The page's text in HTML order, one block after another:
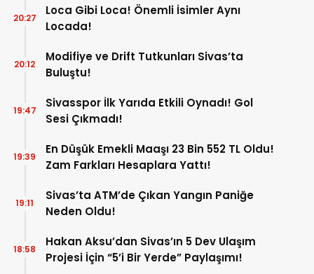
Loca Gibi Loca! Önemli İsimler Aynı
Locada!
20:27
Modifiye ve Drift Tutkunları Sivas’ta
Buluştu!
20:12
Sivasspor İlk Yarıda Etkili Oynadı! Gol
Sesi Çıkmadı!
19:47
En Düşük Emekli Maaşı 23 Bin 552 TL Oldu!
Zam Farkları Hesaplara Yattı!
19:39
Sivas’ta ATM’de Çıkan Yangın Paniğe
Neden Oldu!
19:11
Hakan Aksu’dan Sivas’ın 5 Dev Ulaşım
Projesi İçin “5’i Bir Yerde” Paylaşımı!
18:58